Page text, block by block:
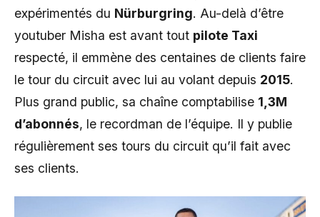
expérimentés du Nürburgring. Au-delà d’être
youtuber Misha est avant tout pilote Taxi
respecté, il emmène des centaines de clients faire
le tour du circuit avec lui au volant depuis 2015.
Plus grand public, sa chaîne comptabilise 1,3M
d’abonnés, le recordman de l’équipe. Il y publie
régulièrement ses tours du circuit qu’il fait avec
ses clients.